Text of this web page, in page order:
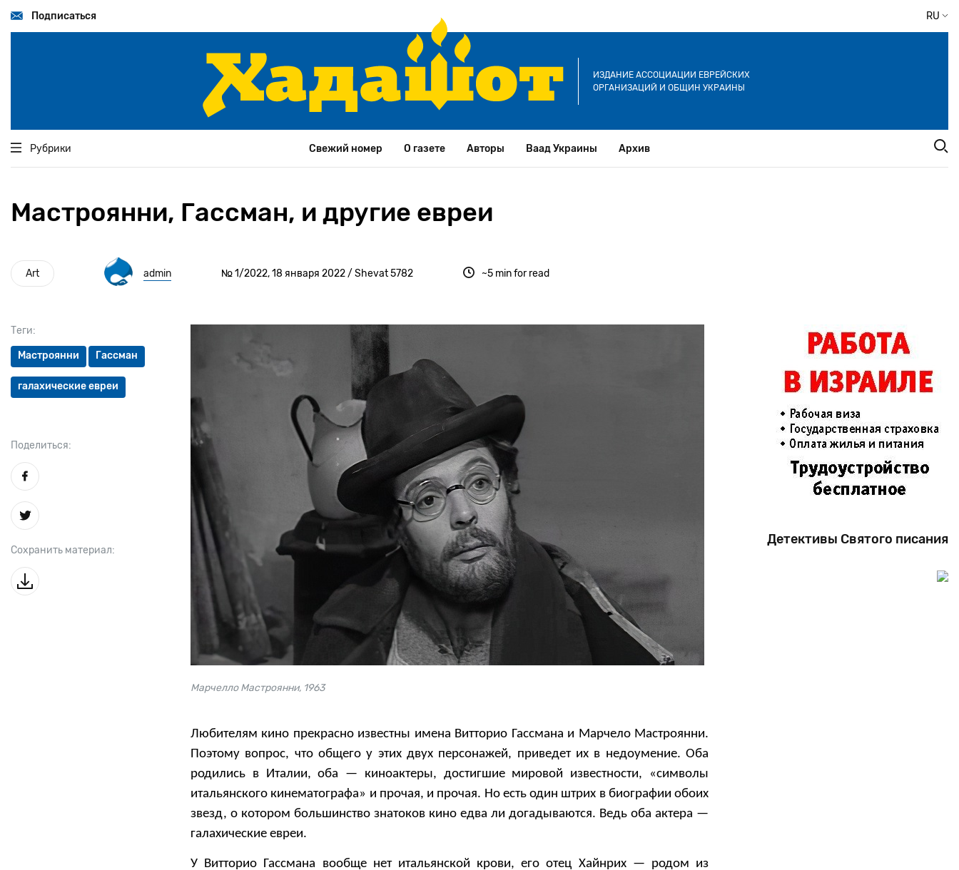
основномуПодписаться RU
ИЗДАНИЕ АССОЦИАЦИИ ЕВРЕЙСКИХ
ОРГАНИЗАЦИЙ И ОБЩИН УКРАИНЫ
Рубрики Свежий номер О газете Авторы Ваад Украины Архив
Мастроянни, Гассман, и другие евреи
Art admin № 1/2022, 18 января 2022 / Shevat 5782 ~5 min for read
Теги:
Мастроянни Гассман
галахические евреи
Поделиться:
Сохранить материал:
Марчелло Мастроянни, 1963
Любителям кино прекрасно известны имена Витторио Гассмана и Марчело Мастроянни.
Поэтому вопрос, что общего у этих двух персонажей, приведет их в недоумение. Оба
родились в Италии, оба — киноактеры, достигшие мировой известности, «символы
итальянского кинематографа» и прочая, и прочая. Но есть один штрих в биографии обоих
звезд, о котором большинство знатоков кино едва ли догадываются. Ведь оба актера —
галахические евреи.
У Витторио Гассмана вообще нет итальянской крови, его отец Хайнрих — родом из
Детективы Святого писания